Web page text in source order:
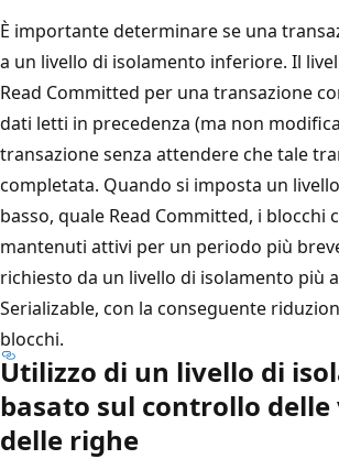
È importante determinare se una
a un livello di isolamento inferiore. Il
Read Committed per una transazione
dati letti in precedenza (ma non
transazione senza attendere che tale
completata. Quando si imposta un
basso, quale Read Committed, i blocchi
mantenuti attivi per un periodo più
richiesto da un livello di isolamento più
Serializable, con la conseguente
blocchi.
Utilizzo di un livello di
basato sul controllo
delle righe